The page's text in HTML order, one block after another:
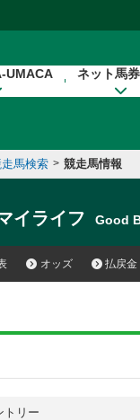
UMACA ネット馬
馬検索 > 競走馬情報
イライフ Good
オッズ 払戻金
トリー